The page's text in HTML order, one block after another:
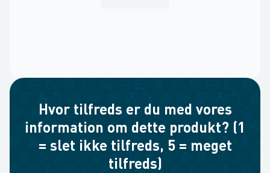
Hvor tilfreds er du med vores
information om dette produkt? (1
= slet ikke tilfreds, 5 = meget
tilfreds)